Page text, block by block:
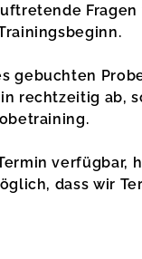
gebuchten
rechtzeitig ab,
verfügbar,
dass wir